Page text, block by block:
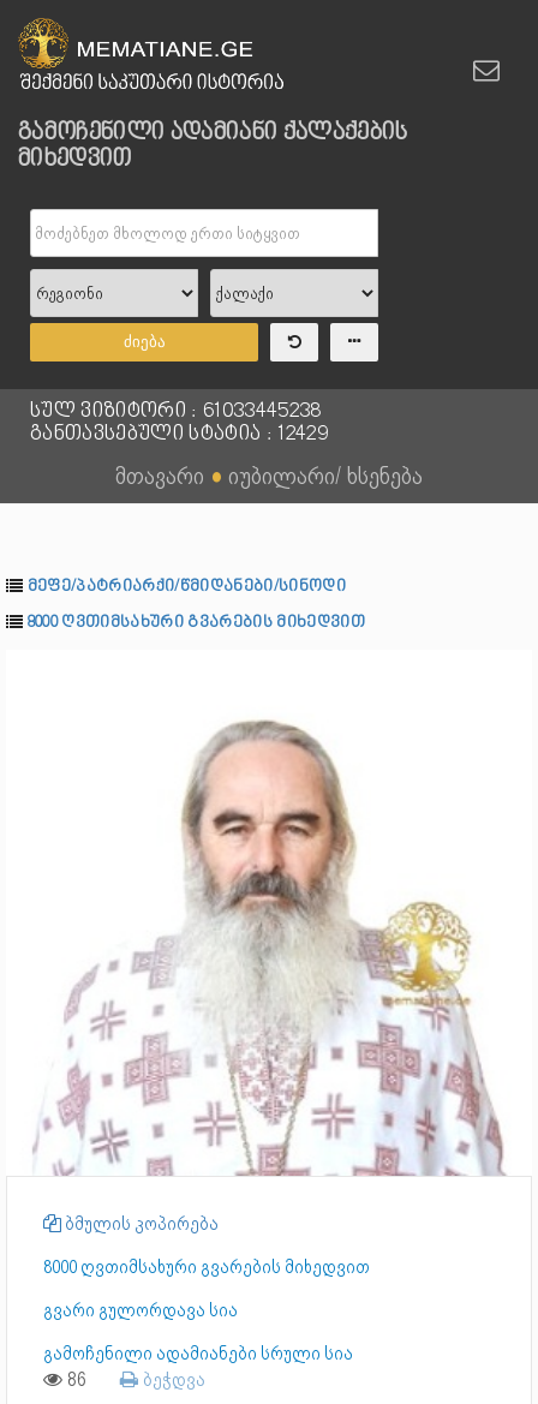
გამოჩენილი ადამიანი ქალაქების
მიხედვით
ძიება
სულ ვიზიტორი : 61033445238
განთავსებული სტატია : 12429
მთავარი ● იუბილარი/ ხსენება
მეფე/პატრიარქი/წმიდანები/სინოდი
8000 ღვთიმსახური გვარების მიხედვით
ბმულის კოპირება
8000 ღვთიმსახური გვარების მიხედვით
გვარი გულორდავა სია
გამოჩენილი ადამიანები სრული სია
86 ბეჭდვა